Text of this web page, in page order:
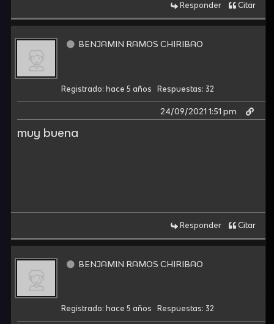
Responder Citar
BENJAMIN RAMOS CHIRIBAO
Registrado: hace 5 años Respuestas: 32
24/09/2021 1:51 pm
muy buena
Responder Citar
BENJAMIN RAMOS CHIRIBAO
Registrado: hace 5 años Respuestas: 32